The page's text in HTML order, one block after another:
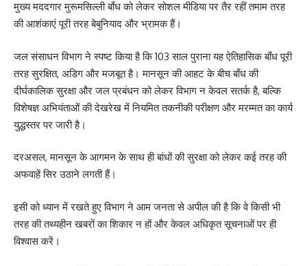
मुख्य मददगार मुरूमसिल्ली बाँध को लेकर सोशल मीडिया पर तैर रहीं तमाम तरह
की आशंकाएं पूरी तरह बेबुनियाद और भ्रामक हैं।
जल संसाधन विभाग ने स्पष्ट किया है कि 103 साल पुराना यह ऐतिहासिक बाँध पूरी
तरह सुरक्षित, अडिग और मजबूत है। मानसून की आहट के बीच बाँध की
दीर्घकालिक सुरक्षा और जल प्रबंधन को लेकर विभाग न केवल सतर्क है, बल्कि
विशेषज्ञ अभियंताओं की देखरेख में नियमित तकनीकी परीक्षण और मरम्मत का कार्य
युद्धस्तर पर जारी है।
दरअसल, मानसून के आगमन के साथ ही बांधों की सुरक्षा को लेकर कई तरह की
अफवाहें सिर उठाने लगती हैं।
इसी को ध्यान में रखते हुए विभाग ने आम जनता से अपील की है कि वे किसी भी
तरह की तथ्यहीन खबरों का शिकार न हों और केवल अधिकृत सूचनाओं पर ही
विश्वास करें।